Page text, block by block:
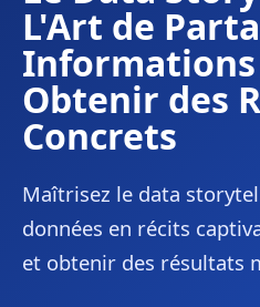
L'Art de
Obtenir des
Concrets
Maîtrisez le data
données en récits
et obtenir des résultats